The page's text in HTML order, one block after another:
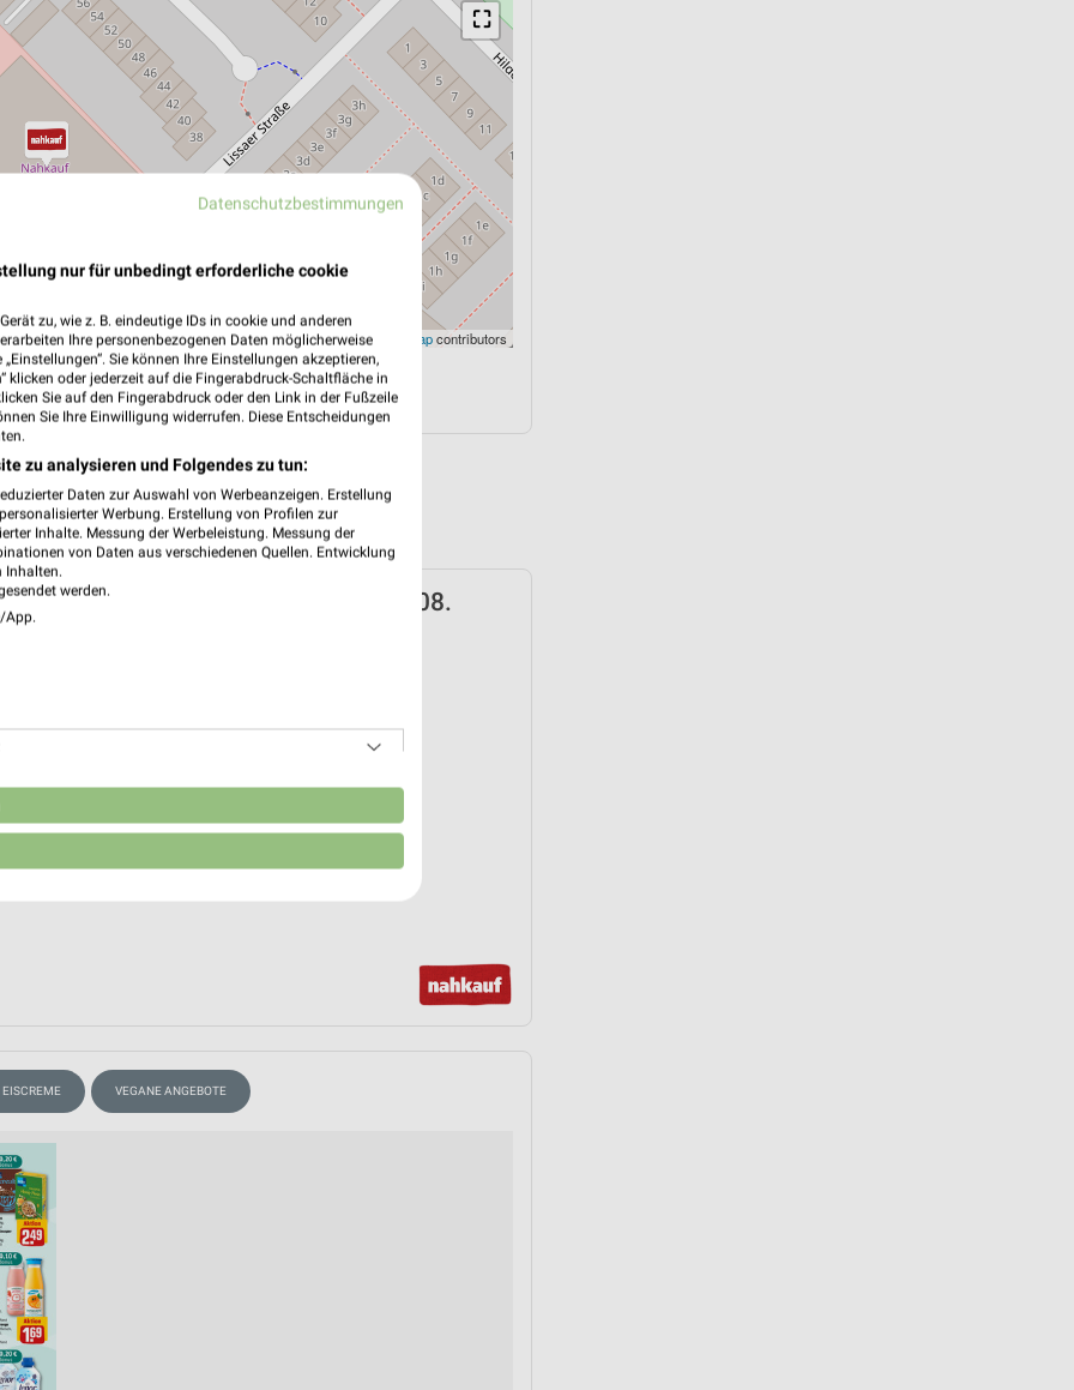
⛶
Leaflet|©OpenStreetMapcontributors
NAVIGATION MIT GOOGLE/IOS MAPS
Prospekt für Bremen ab Mo. den 03.08.
EISCREME VEGANE ANGEBOTE
Datenschutzbestimmungen
nur für unbedingt erforderliche cookie
zu, wie z. B. eindeutige IDs in cookie und anderen
Ihre personenbezogenen Daten möglicherweise
Sie können Ihre Einstellungen akzeptieren,
klicken oder jederzeit auf die Fingerabdruck-Schaltfläche in
Sie auf den Fingerabdruck oder den Link in der Fußzeile
Sie Ihre Einwilligung widerrufen. Diese Entscheidungen
zu analysieren und Folgendes zu tun:
Daten zur Auswahl von Werbeanzeigen. Erstellung
Werbung. Erstellung von Profilen zur
Inhalte. Messung der Werbeleistung. Messung der
von Daten aus verschiedenen Quellen. Entwicklung
Inhalten.
werden.
App.
Daten aus verschiedenen